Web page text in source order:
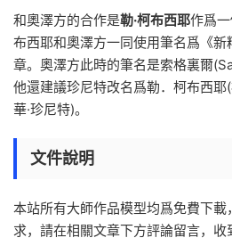
和奧澤方的合作是勒·柯布西耶作爲一
布西耶和奧澤方一同使用筆名爲《
章。奧澤方此時的筆名是索格裏爾
他還建議珍尼特改名爲勒．柯布西耶
華·珍尼特)。
文件說明
本站所有大師作品模型均爲免費下載
求，請在相關文章下方評論留言，